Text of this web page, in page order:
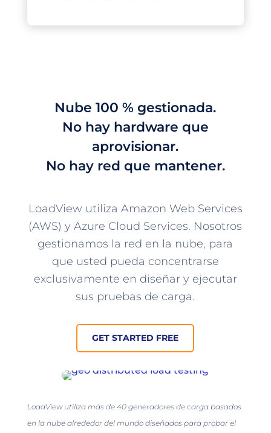
LoadView utiliza más de 40 generadores de carga basados
en la nube alrededor del mundo diseñados para probar el
Nube 100 % gestionada.
No hay hardware que
aprovisionar.
No hay red que mantener.
LoadView utiliza Amazon Web Services
(AWS) y Azure Cloud Services. Nosotros
gestionamos la red en la nube, para
que usted pueda concentrarse
exclusivamente en diseñar y ejecutar
sus pruebas de carga.
GET STARTED FREE